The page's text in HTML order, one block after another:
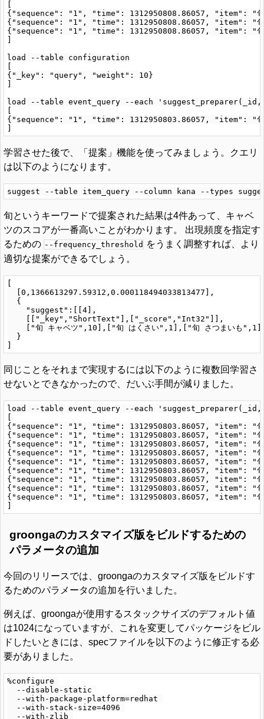
{"sequence": "1", "time": 1312950808.86057, "item": "
{"sequence": "1", "time": 1312950808.86057, "item": "
{"sequence": "1", "time": 1312950808.86057, "item": "
load --table configuration
{"_key": "query", "weight": 10}
load --table event_query --each
{"sequence": "1", "time": 1312950803.86057, "item": "
学習させた後で、「提案」機能を使ってみましょう。クエリ
は以下のようになります。
旬というキーワードで提案された結果は4件あって、キャベ
ツのスコアが一番高いことがわかります。 出現頻度を指定す
るための --frequency_threshold をうまく調整すれば、より
適切な提案ができるでしょう。
  [0,1366613297.59312,0.000118494033813477],
  {
    "suggest":[[4],
    [["_key","ShortText"],["_score","Int32"]],
["旬 キャベツ",10],["旬 はくさい",1],["旬 さつまいも
  }
同じことをそれまで実現するには以下のように複数回学習さ
せないとできなかったので、だいぶ手間が減りました。
load --table event_query --each
{"sequence": "1", "time": 1312950803.86057, "item": "
{"sequence": "1", "time": 1312950803.86057, "item": "
{"sequence": "1", "time": 1312950803.86057, "item": "
{"sequence": "1", "time": 1312950803.86057, "item": "
{"sequence": "1", "time": 1312950803.86057, "item": "
{"sequence": "1", "time": 1312950803.86057, "item": "
{"sequence": "1", "time": 1312950803.86057, "item": "
{"sequence": "1", "time": 1312950803.86057, "item": "
{"sequence": "1", "time": 1312950803.86057, "item": "
groongaのカスタマイズ版をビルドするための
パラメータの追加
今回のリリースでは、groongaのカスタマイズ版をビルドす
るためのパラメータの追加を行いました。
例えば、groongaが使用するスタックサイズのデフォルト値
は1024になっていますが、これを変更してパッケージをビル
ドしたいときには、specファイルを以下のように修正する必
要がありました。
%configure
  --disable-static
  --with-package-platform=redhat
  --with-stack-size=4096
  --with-zlib